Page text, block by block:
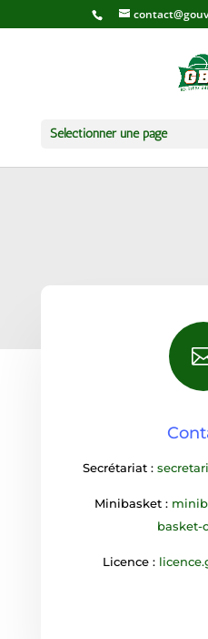
Sélectionner une page
Secrétariat :
Minibasket :
basket-
Licence :